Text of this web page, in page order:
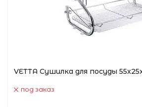
VETTA Сушилка для посуды
под заказ